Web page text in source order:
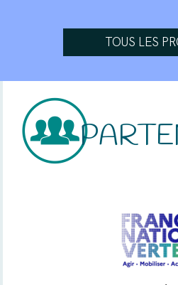
TOUS LES